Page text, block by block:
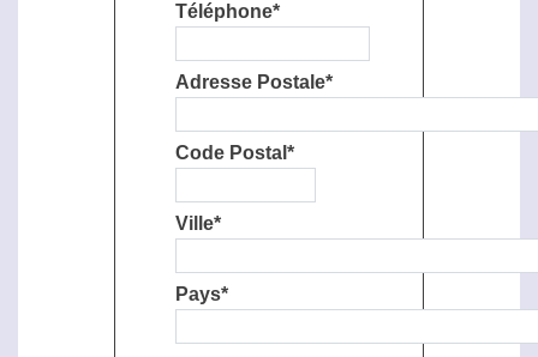
Téléphone*
Adresse Postale*
Code Postal*
Ville*
Pays*